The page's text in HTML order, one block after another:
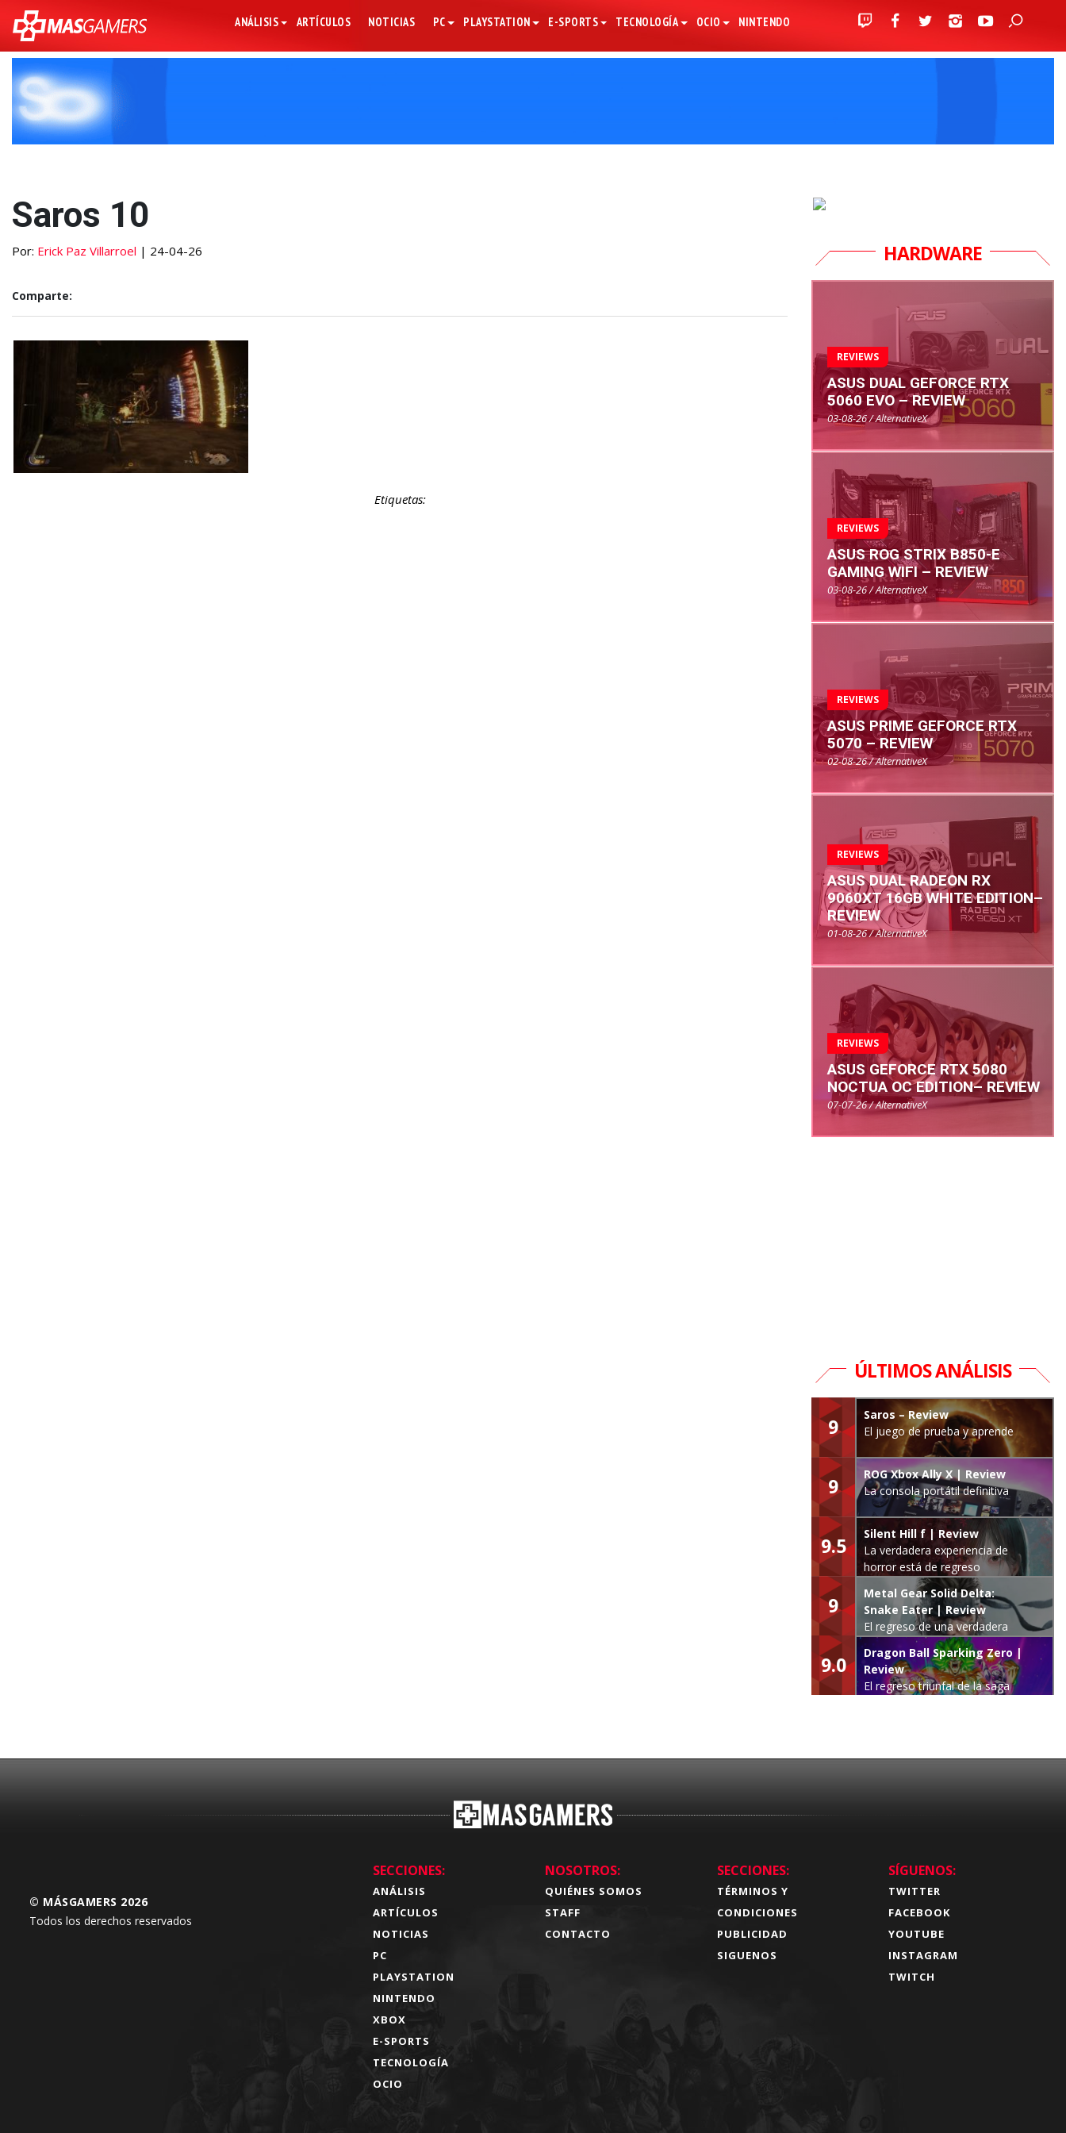
ANÁLISIS ARTÍCULOS NOTICIAS PC PLAYSTATION E-SPORTS TECNOLOGÍA OCIO NINTENDO
Saros 10
Por: Erick Paz Villarroel | 24-04-26
Comparte:
Etiquetas:
HARDWARE
REVIEWS
ASUS DUAL GEFORCE RTX
5060 EVO – REVIEW
03-08-26 / AlternativeX
REVIEWS
ASUS ROG STRIX B850-E
GAMING WIFI – REVIEW
03-08-26 / AlternativeX
REVIEWS
ASUS PRIME GEFORCE RTX
5070 – REVIEW
02-08-26 / AlternativeX
REVIEWS
ASUS DUAL RADEON RX
9060XT 16GB WHITE EDITION–
REVIEW
01-08-26 / AlternativeX
REVIEWS
ASUS GEFORCE RTX 5080
NOCTUA OC EDITION– REVIEW
07-07-26 / AlternativeX
ÚLTIMOS ANÁLISIS
9
Saros – Review
El juego de prueba y aprende
9
ROG Xbox Ally X | Review
La consola portátil definitiva
9.5
Silent Hill f | Review
La verdadera experiencia de
horror está de regreso
9
Metal Gear Solid Delta:
Snake Eater | Review
El regreso de una verdadera
leyenda
9.0
Dragon Ball Sparking Zero |
Review
El regreso triunfal de la saga
© MÁSGAMERS 2026
Todos los derechos reservados
SECCIONES:
ANÁLISIS
ARTÍCULOS
NOTICIAS
PC
PLAYSTATION
NINTENDO
XBOX
E-SPORTS
TECNOLOGÍA
OCIO
NOSOTROS:
QUIÉNES SOMOS
STAFF
CONTACTO
SECCIONES:
TÉRMINOS Y
CONDICIONES
PUBLICIDAD
SIGUENOS
SÍGUENOS:
TWITTER
FACEBOOK
YOUTUBE
INSTAGRAM
TWITCH